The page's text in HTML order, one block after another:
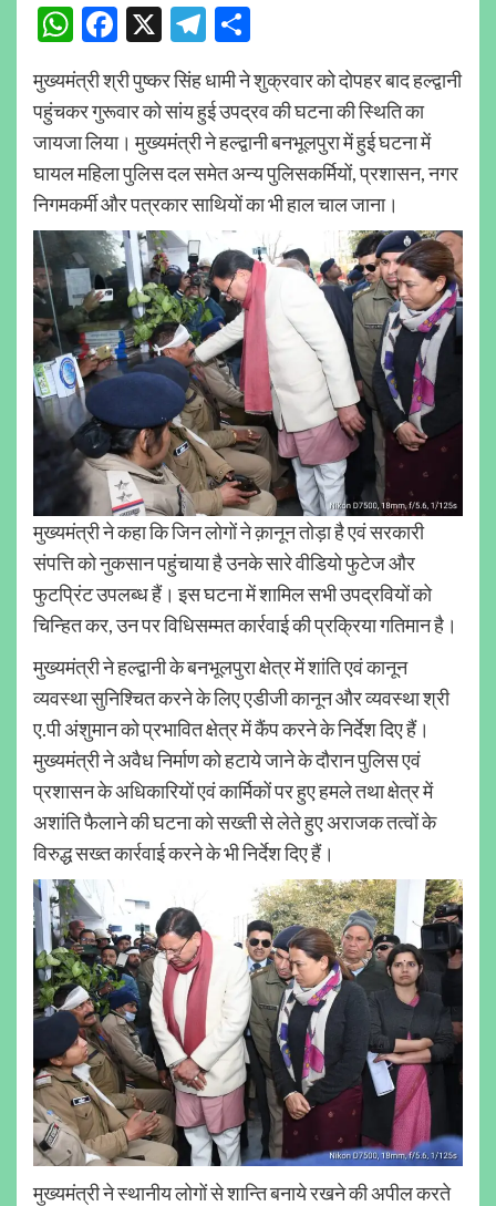
WhatsApp
Facebook
X Telegram
मुख्यमंत्री श्री पुष्कर सिंह धामी ने शुक्रवार को दोपहर बाद हल्द्वानी
पहुंचकर गुरूवार को सांय हुई उपद्रव की घटना की स्थिति का
जायजा लिया। मुख्यमंत्री ने हल्द्वानी बनभूलपुरा में हुई घटना में
घायल महिला पुलिस दल समेत अन्य पुलिसकर्मियों, प्रशासन, नगर
निगमकर्मी और पत्रकार साथियों का भी हाल चाल जाना।
मुख्यमंत्री ने कहा कि जिन लोगों ने क़ानून तोड़ा है एवं सरकारी
संपत्ति को नुकसान पहुंचाया है उनके सारे वीडियो फुटेज और
फुटप्रिंट उपलब्ध हैं। इस घटना में शामिल सभी उपद्रवियों को
चिन्हित कर, उन पर विधिसम्मत कार्रवाई की प्रक्रिया गतिमान है।
मुख्यमंत्री ने हल्द्वानी के बनभूलपुरा क्षेत्र में शांति एवं कानून
व्यवस्था सुनिश्चित करने के लिए एडीजी कानून और व्यवस्था श्री
ए.पी अंशुमान को प्रभावित क्षेत्र में कैंप करने के निर्देश दिए हैं।
मुख्यमंत्री ने अवैध निर्माण को हटाये जाने के दौरान पुलिस एवं
प्रशासन के अधिकारियों एवं कार्मिकों पर हुए हमले तथा क्षेत्र में
अशांति फैलाने की घटना को सख्ती से लेते हुए अराजक तत्वों के
विरुद्ध सख्त कार्रवाई करने के भी निर्देश दिए हैं।
मुख्यमंत्री ने स्थानीय लोगों से शान्ति बनाये रखने की अपील करते